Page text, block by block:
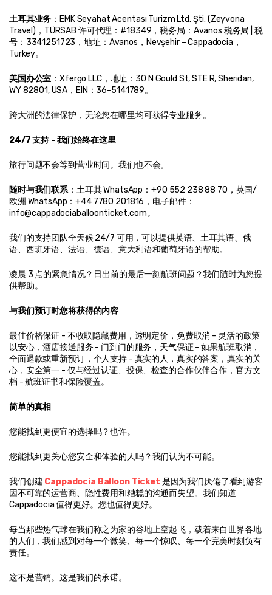
土耳其业务 ：EMK Seyahat Acentası Turizm Ltd. Şti. (Zeyvona
Travel)，TÜRSAB 许可代理：#18349，税务局：Avanos 税务局 | 税
号：3341251723，地址：Avanos，Nevşehir – Cappadocia，
Turkey。
美国办公室 ：Xfergo LLC，地址：30 N Gould St, STE R, Sheridan,
WY 82801, USA，EIN：36-5141789。
跨大洲的法律保护，无论您在哪里均可获得专业服务。
24/7 支持 - 我们始终在这里
旅行问题不会等到营业时间。我们也不会。
随时与我们联系：土耳其 WhatsApp：+90 552 238 88 70，英国/
欧洲 WhatsApp：+44 7780 201816，电子邮件：
info@cappadociaballoonticket.com。
我们的支持团队全天候 24/7 可用，可以提供英语、土耳其语、俄
语、西班牙语、法语、德语、意大利语和葡萄牙语的帮助。
凌晨 3 点的紧急情况？日出前的最后一刻航班问题？我们随时为您提
供帮助。
与我们预订时您将获得的内容
最佳价格保证 - 不收取隐藏费用，透明定价，免费取消 - 灵活的政策
以安心，酒店接送服务 - 门到门的服务，天气保证 - 如果航班取消，
全面退款或重新预订，个人支持 - 真实的人，真实的答案，真实的关
心，安全第一 - 仅与经过认证、投保、检查的合作伙伴合作，官方文
档 - 航班证书和保险覆盖。
简单的真相
您能找到更便宜的选择吗？也许。
您能找到更关心您安全和体验的人吗？我们认为不可能。
我们创建 Cappadocia Balloon Ticket 是因为我们厌倦了看到游客
因不可靠的运营商、隐性费用和糟糕的沟通而失望。我们知道
Cappadocia 值得更好。您也值得更好。
每当那些热气球在我们称之为家的谷地上空起飞，载着来自世界各地
的人们，我们感到对每一个微笑、每一个惊叹、每一个完美时刻负有
责任。
这不是营销。这是我们的承诺。